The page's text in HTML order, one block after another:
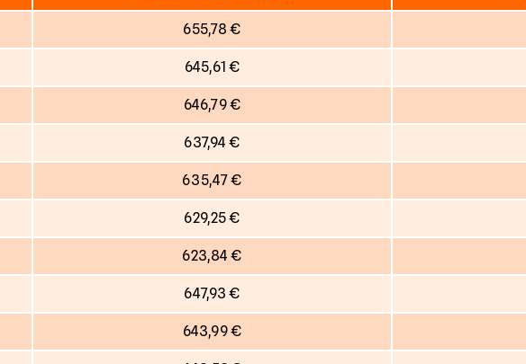
655,78 €
645,61 €
646,79 €
637,94 €
635,47 €
629,25 €
623,84 €
647,93 €
643,99 €